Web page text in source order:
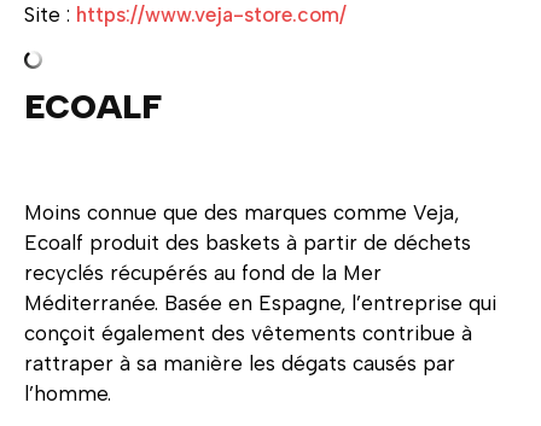
Site : https://www.veja-store.com/
ECOALF
Moins connue que des marques comme Veja,
Ecoalf produit des baskets à partir de déchets
recyclés récupérés au fond de la Mer
Méditerranée. Basée en Espagne, l’entreprise qui
conçoit également des vêtements contribue à
rattraper à sa manière les dégats causés par
l’homme.